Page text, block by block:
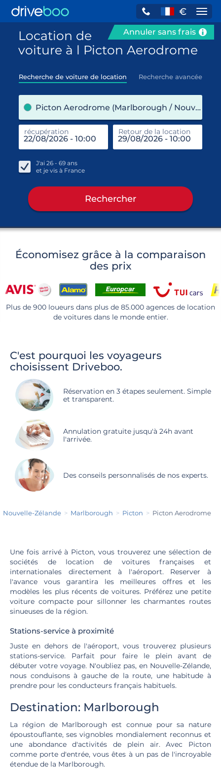
€
Annuler sans frais
Location de
voiture à l Picton Aerodrome
Recherche de voiture de location Recherche avancée
Picton Aerodrome (Marlborough / Nouvelle-Zélande)
récupération Retour de la location
J'ai 26 - 69 ans
et je vis à France
Rechercher
Économisez grâce à la comparaison
des prix
Plus de 900 loueurs dans plus de 85.000 agences de location
de voitures dans le monde entier.
C'est pourquoi les voyageurs
choisissent Driveboo.
Réservation en 3 étapes seulement. Simple
et transparent.
Annulation gratuite jusqu'à 24h avant
l'arrivée.
Des conseils personnalisés de nos experts.
Nouvelle-Zélande Marlborough Picton Picton Aerodrome
Une fois arrivé à Picton, vous trouverez une sélection de
sociétés de location de voitures françaises et
internationales directement à l'aéroport. Reserver à
l'avance vous garantira les meilleures offres et les
modèles les plus récents de voitures. Préférez une petite
voiture compacte pour sillonner les charmantes routes
sinueuses de la région.
Stations-service à proximité
Juste en dehors de l'aéroport, vous trouverez plusieurs
stations-service. Parfait pour faire le plein avant de
débuter votre voyage. N'oubliez pas, en Nouvelle-Zélande,
nous conduisons à gauche de la route, une habitude à
prendre pour les conducteurs français habituels.
Destination: Marlborough
La région de Marlborough est connue pour sa nature
époustouflante, ses vignobles mondialement reconnus et
une abondance d'activités de plein air. Avec Picton
comme porte d'entrée, vous êtes à un pas de l'incroyable
étendue de la Marlborough.